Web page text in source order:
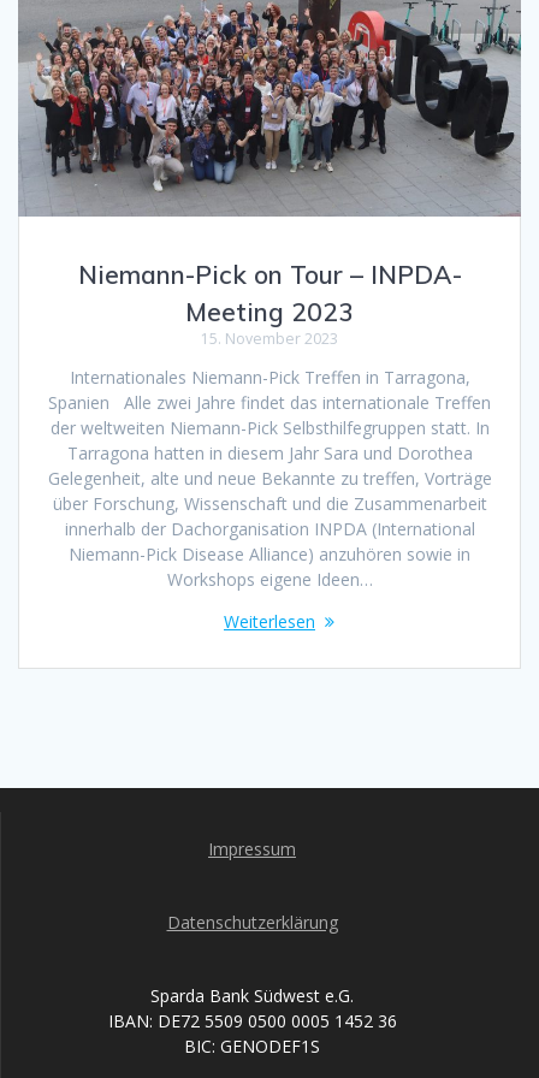
Niemann-Pick on Tour – INPDA-
Meeting 2023
15. November 2023
Internationales Niemann-Pick Treffen in Tarragona,
Spanien Alle zwei Jahre findet das internationale Treffen
der weltweiten Niemann-Pick Selbsthilfegruppen statt. In
Tarragona hatten in diesem Jahr Sara und Dorothea
Gelegenheit, alte und neue Bekannte zu treffen, Vorträge
über Forschung, Wissenschaft und die Zusammenarbeit
innerhalb der Dachorganisation INPDA (International
Niemann-Pick Disease Alliance) anzuhören sowie in
Workshops eigene Ideen…
Weiterlesen
Impressum
Datenschutzerklärung
Sparda Bank Südwest e.G.
IBAN: DE72 5509 0500 0005 1452 36
BIC: GENODEF1S